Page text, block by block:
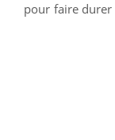
pour faire durer